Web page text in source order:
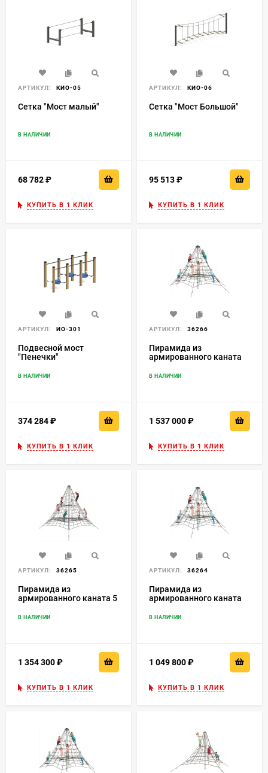
АРТИКУЛ: КИО-05
Сетка "Мост малый"
В НАЛИЧИИ
68 782
КУПИТЬ В 1 КЛИК
АРТИКУЛ: КИО-06
Сетка "Мост Большой"
В НАЛИЧИИ
95 513
КУПИТЬ В 1 КЛИК
АРТИКУЛ: ИО-301
Подвесной мост
"Пенечки"
В НАЛИЧИИ
374 284
КУПИТЬ В 1 КЛИК
АРТИКУЛ: 36266
Пирамида из
армированного каната
В НАЛИЧИИ
1 537 000
КУПИТЬ В 1 КЛИК
АРТИКУЛ: 36265
Пирамида из
армированного каната 5
В НАЛИЧИИ
1 354 300
КУПИТЬ В 1 КЛИК
АРТИКУЛ: 36264
Пирамида из
армированного каната
В НАЛИЧИИ
1 049 800
КУПИТЬ В 1 КЛИК